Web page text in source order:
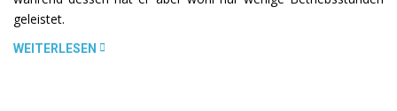
geleistet.
WEITERLESEN „EIN